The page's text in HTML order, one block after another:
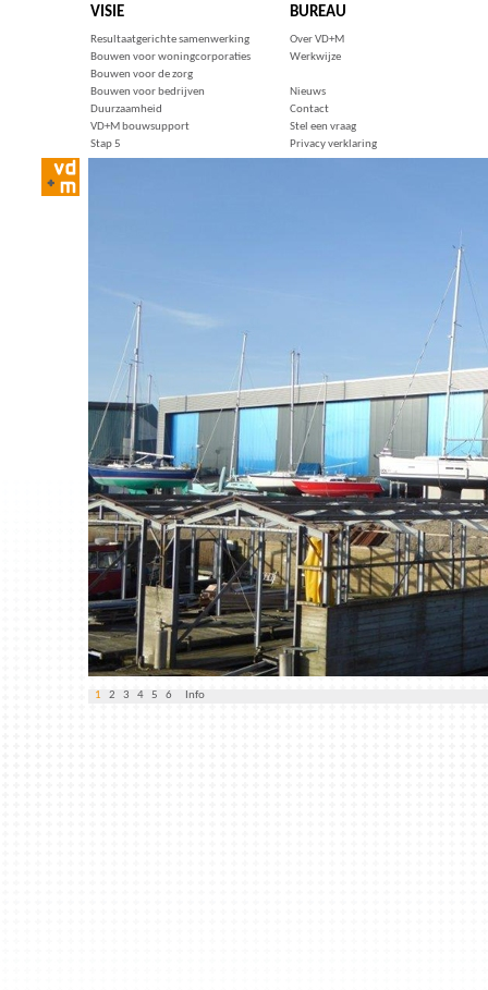
VISIE
Resultaatgerichte samenwerking
Bouwen voor woningcorporaties
Bouwen voor de zorg
Bouwen voor bedrijven
Duurzaamheid
VD+M bouwsupport
Stap 5
BUREAU
Over VD+M
Werkwijze
Nieuws
Contact
Stel een vraag
Privacy verklaring
1 2 3 4 5 6 Info